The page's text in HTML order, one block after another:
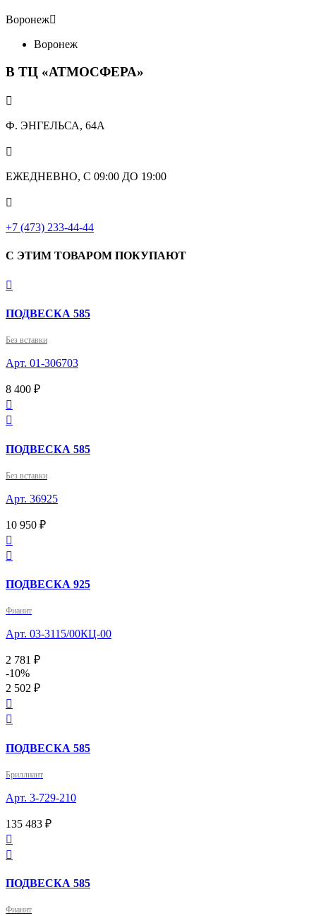
Воронеж
Воронеж
В ТЦ «АТМОСФЕРА»

Ф. ЭНГЕЛЬСА, 64А

ЕЖЕДНЕВНО, С 09:00 ДО 19:00

+7 (473) 233-44-44
С ЭТИМ ТОВАРОМ ПОКУПАЮТ

ПОДВЕСКА 585
Без вставки
Арт. 01-306703
8 400 ₽


ПОДВЕСКА 585
Без вставки
Арт. 36925
10 950 ₽


ПОДВЕСКА 925
Фианит
Арт. 03-3115/00КЦ-00
2 781 ₽
-10%
2 502 ₽


ПОДВЕСКА 585
Бриллиант
Арт. 3-729-210
135 483 ₽


ПОДВЕСКА 585
Фианит